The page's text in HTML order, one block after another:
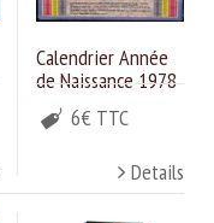
Calendrier Année
de Naissance 1978
6€ TTC
Details